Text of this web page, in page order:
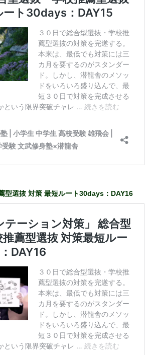
型選抜 対策 最短ルート30days：DAY16